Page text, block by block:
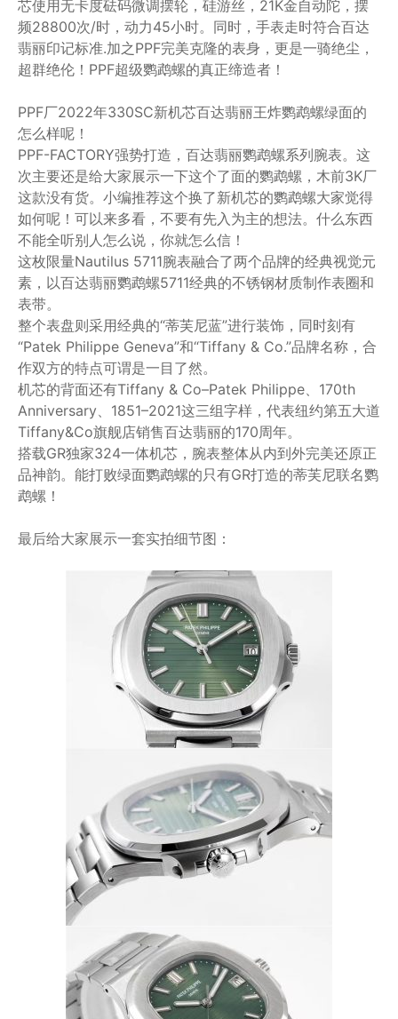
芯使用无卡度砝码微调摆轮，硅游丝，21K金自动陀，摆
频28800次/时，动力45小时。同时，手表走时符合百达
翡丽印记标准.加之PPF完美克隆的表身，更是一骑绝尘，
超群绝伦！PPF超级鹦鹉螺的真正缔造者！
PPF厂2022年330SC新机芯百达翡丽王炸鹦鹉螺绿面的
怎么样呢！
PPF-FACTORY强势打造，百达翡丽鹦鹉螺系列腕表。这
次主要还是给大家展示一下这个了面的鹦鹉螺，木前3K厂
这款没有货。小编推荐这个换了新机芯的鹦鹉螺大家觉得
如何呢！可以来多看，不要有先入为主的想法。什么东西
不能全听别人怎么说，你就怎么信！
这枚限量Nautilus 5711腕表融合了两个品牌的经典视觉元
素，以百达翡丽鹦鹉螺5711经典的不锈钢材质制作表圈和
表带。
整个表盘则采用经典的“蒂芙尼蓝”进行装饰，同时刻有
“Patek Philippe Geneva”和“Tiffany & Co.”品牌名称，合
作双方的特点可谓是一目了然。
机芯的背面还有Tiffany & Co–Patek Philippe、170th
Anniversary、1851–2021这三组字样，代表纽约第五大道
Tiffany&Co旗舰店销售百达翡丽的170周年。
搭载GR独家324一体机芯，腕表整体从内到外完美还原正
品神韵。能打败绿面鹦鹉螺的只有GR打造的蒂芙尼联名鹦
鹉螺！
最后给大家展示一套实拍细节图：